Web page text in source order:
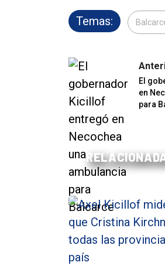
Temas:
El
en
para